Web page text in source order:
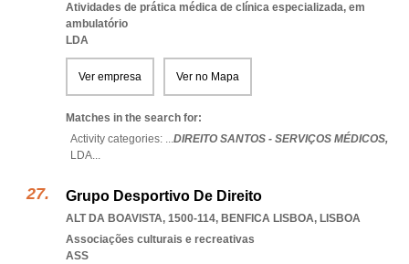
Atividades de prática médica de clínica especializada, em
ambulatório
LDA
Ver empresa Ver no Mapa
Matches in the search for:
Activity categories: ...DIREITO SANTOS - SERVIÇOS MÉDICOS,
LDA...
Grupo Desportivo De Direito
ALT DA BOAVISTA, 1500-114, BENFICA LISBOA, LISBOA
Associações culturais e recreativas
ASS